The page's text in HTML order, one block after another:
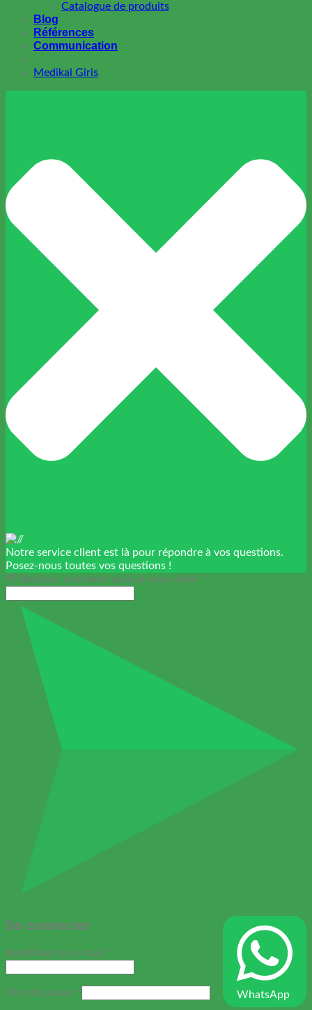
Catalogue de produits
Blog
Références
Communication
Medikal Giris
Notre service client est là pour répondre à vos questions.
Posez-nous toutes vos questions !
👋 Bonjour, comment puis-je vous aider ?
WhatsApp
Se connecter
Identifiant ou e-mail *
Mot de passe *